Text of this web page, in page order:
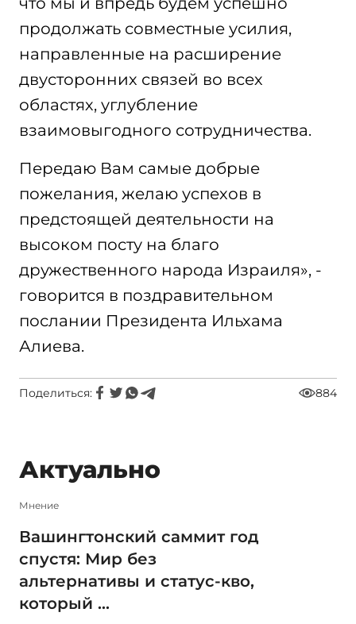
продолжать совместные усилия,
направленные на расширение
двусторонних связей во всех
областях, углубление
взаимовыгодного сотрудничества.
Передаю Вам самые добрые
пожелания, желаю успехов в
предстоящей деятельности на
высоком посту на благо
дружественного народа Израиля», -
говорится в поздравительном
послании Президента Ильхама
Алиева.
Поделиться: 884
Актуально
Мнение
Вашингтонский саммит год
спустя: Мир без
альтернативы и статус-кво,
который ...